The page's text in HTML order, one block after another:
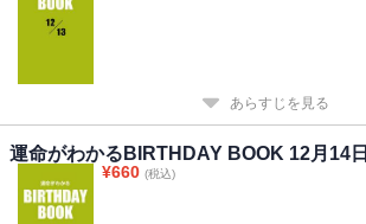
あらすじを見る
運命がわかるBIRTHDAY BOOK 12月14日
¥660 (税込)